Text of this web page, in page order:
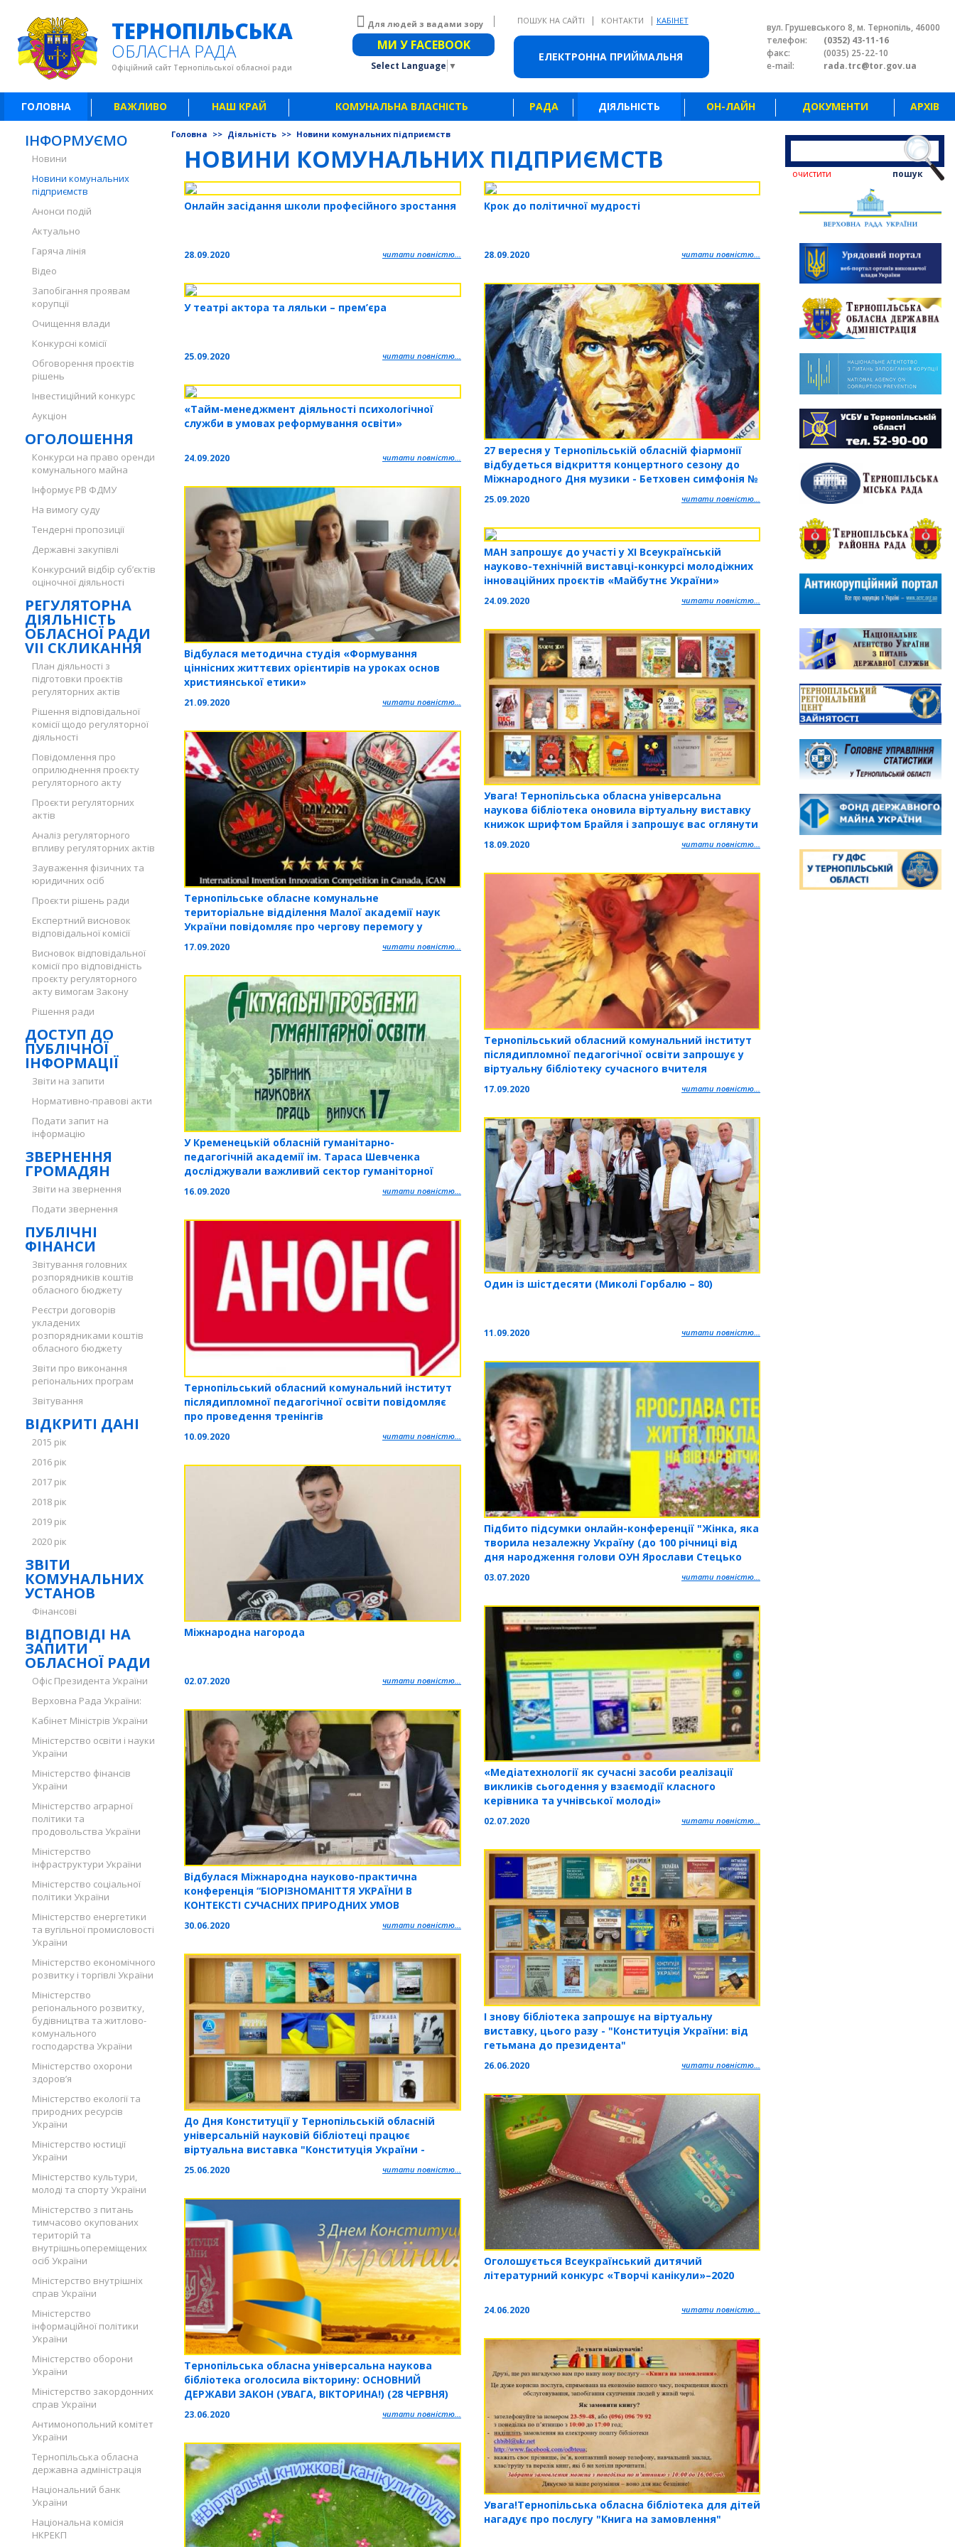
ЕЛЕКТРОННА ПРИЙМАЛЬНЯ
ТЕРНОПІЛЬСЬКА
ОБЛАСНА РАДА
Офіційний сайт Тернопільської обласної ради
Для людей з вадами зору Звичайна версія сайту
МИ У FACEBOOK
Select Language ▼
ПОШУК НА САЙТІ | КОНТАКТИ | КАБІНЕТ
вул. Грушевського 8, м. Тернопіль, 46000
телефон:
(0352) 43-11-16
факс:
(0035) 25-22-10
e-mail:
rada.trc@tor.gov.ua
ГОЛОВНА ВАЖЛИВО НАШ КРАЙ КОМУНАЛЬНА ВЛАСНІСТЬ РАДА ДІЯЛЬНІСТЬ ОН-ЛАЙН ДОКУМЕНТИ АРХІВ
ІНФОРМУЄМО
Новини
Новини комунальних
підприємств
Анонси подій
Актуально
Гаряча лінія
Відео
Запобігання проявам
корупції
Очищення влади
Конкурсні комісії
Обговорення проєктів
рішень
Інвестиційний конкурс
Аукціон
ОГОЛОШЕННЯ
Конкурси на право оренди
комунального майна
Інформує РВ ФДМУ
На вимогу суду
Тендерні пропозиції
Державні закупівлі
Конкурсний відбір суб’єктів
оціночної діяльності
РЕГУЛЯТОРНА
ДІЯЛЬНІСТЬ
ОБЛАСНОЇ РАДИ
VII СКЛИКАННЯ
План діяльності з
підготовки проєктів
регуляторних актів
Рішення відповідальної
комісії щодо регуляторної
діяльності
Повідомлення про
оприлюднення проєкту
регуляторного акту
Проєкти регуляторних
актів
Аналіз регуляторного
впливу регуляторних актів
Зауваження фізичних та
юридичних осіб
Проєкти рішень ради
Експертний висновок
відповідальної комісії
Висновок відповідальної
комісії про відповідність
проєкту регуляторного
акту вимогам Закону
Рішення ради
ДОСТУП ДО
ПУБЛІЧНОЇ
ІНФОРМАЦІЇ
Звіти на запити
Нормативно-правові акти
Подати запит на
інформацію
ЗВЕРНЕННЯ
ГРОМАДЯН
Звіти на звернення
Подати звернення
ПУБЛІЧНІ
ФІНАНСИ
Звітування головних
розпорядників коштів
обласного бюджету
Реєстри договорів
укладених
розпорядниками коштів
обласного бюджету
Звіти про виконання
регіональних програм
Звітування
ВІДКРИТІ ДАНІ
2015 рік
2016 рік
2017 рік
2018 рік
2019 рік
2020 рік
ЗВІТИ
КОМУНАЛЬНИХ
УСТАНОВ
Фінансові
ВІДПОВІДІ НА
ЗАПИТИ
ОБЛАСНОЇ РАДИ
Офіс Президента України
Верховна Рада України:
Кабінет Міністрів України
Міністерство освіти і науки
України
Міністерство фінансів
України
Міністерство аграрної
політики та
продовольства України
Міністерство
інфраструктури України
Міністерство соціальної
політики України
Міністерство енергетики
та вугільної промисловості
України
Міністерство економічного
розвитку і торгівлі України
Міністерство
регіонального розвитку,
будівництва та житлово-
комунального
господарства України
Міністерство охорони
здоров’я
Міністерство екології та
природних ресурсів
України
Міністерство юстиції
України
Міністерство культури,
молоді та спорту України
Міністерство з питань
тимчасово окупованих
територій та
внутрішньопереміщених
осіб України
Міністерство внутрішніх
справ України
Міністерство
інформаційної політики
України
Міністерство оборони
України
Міністерство закордонних
справ України
Антимонопольний комітет
України
Тернопільська обласна
державна адміністрація
Національний банк
України
Національна комісія
НКРЕКП
Головна >> Діяльність >> Новини комунальних підприємств
НОВИНИ КОМУНАЛЬНИХ ПІДПРИЄМСТВ
Онлайн засідання школи професійного зростання
28.09.2020 читати повністю...
У театрі актора та ляльки – прем’єра
25.09.2020 читати повністю...
«Тайм-менеджмент діяльності психологічної
служби в умовах реформування освіти»
24.09.2020 читати повністю...
Відбулася методична студія «Формування
ціннісних життєвих орієнтирів на уроках основ
християнської етики»
21.09.2020 читати повністю...
Тернопільське обласне комунальне
територіальне відділення Малої академії наук
України повідомляє про чергову перемогу у
міжнародних замаганнях свого вихованця
17.09.2020 читати повністю...
У Кременецькій обласній гуманітарно-
педагогічній академії ім. Тараса Шевченка
досліджували важливий сектор гуманіторної
освіти
16.09.2020 читати повністю...
Тернопільський обласний комунальний інститут
післядипломної педагогічної освіти повідомляє
про проведення тренінгів
10.09.2020 читати повністю...
Міжнародна нагорода
02.07.2020 читати повністю...
Відбулася Міжнародна науково-практична
конференція “БІОРІЗНОМАНІТТЯ УКРАЇНИ В
КОНТЕКСТІ СУЧАСНИХ ПРИРОДНИХ УМОВ
30.06.2020 читати повністю...
До Дня Конституції у Тернопільській обласній
універсальній науковій бібліотеці працює
віртуальна виставка "Конституція України -
правовий оберіг держави"
25.06.2020 читати повністю...
Тернопільська обласна універсальна наукова
бібліотека оголосила вікторину: ОСНОВНИЙ
ДЕРЖАВИ ЗАКОН (УВАГА, ВІКТОРИНА!) (28 ЧЕРВНЯ)
23.06.2020 читати повністю...
Крок до політичної мудрості
28.09.2020 читати повністю...
27 вересня у Тернопільській обласній фіармонії
відбудеться відкриття концертного сезону до
Міжнародного Дня музики - Бетховен симфонія №
25.09.2020 читати повністю...
МАН запрошує до участі у ХІ Всеукраїнській
науково-технічній виставці-конкурсі молодіжних
інноваційних проєктів «Майбутнє України»
24.09.2020 читати повністю...
Увага! Тернопільська обласна універсальна
наукова бібліотека оновила віртуальну виставку
книжок шрифтом Брайля і запрошує вас оглянути
її
18.09.2020 читати повністю...
Тернопільський обласний комунальний інститут
післядипломної педагогічної освіти запрошує у
віртуальну бібліотеку сучасного вчителя
17.09.2020 читати повністю...
Один із шістдесяти (Миколі Горбалю – 80)
11.09.2020 читати повністю...
Підбито підсумки онлайн-конференції "Жінка, яка
творила незалежну Україну (до 100 річниці від
дня народження голови ОУН Ярослави Стецько
03.07.2020 читати повністю...
«Медіатехнології як сучасні засоби реалізації
викликів сьогодення у взаємодії класного
керівника та учнівської молоді»
02.07.2020 читати повністю...
І знову бібліотека запрошує на віртуальну
виставку, цього разу - "Конституція України: від
гетьмана до президента"
26.06.2020 читати повністю...
Оголошується Всеукраїнський дитячий
літературний конкурс «Творчі канікули»–2020
24.06.2020 читати повністю...
Увага!Тернопільська обласна бібліотека для дітей
нагадує про послугу "Книга на замовлення"
пошук
очистити